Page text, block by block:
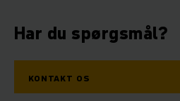
Har du spørgsmål?
KONTAKT OS